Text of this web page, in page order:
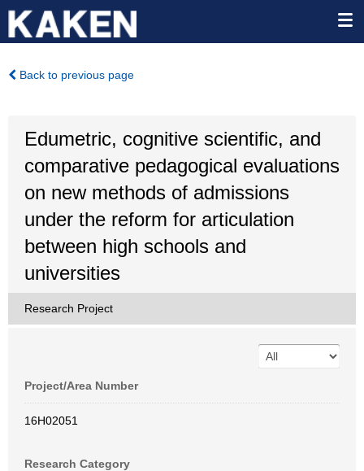
Back to previous page
Edumetric, cognitive scientific, and
comparative pedagogical evaluations
on new methods of admissions
under the reform for articulation
between high schools and
universities
Research Project
Project/Area Number
16H02051
Research Category